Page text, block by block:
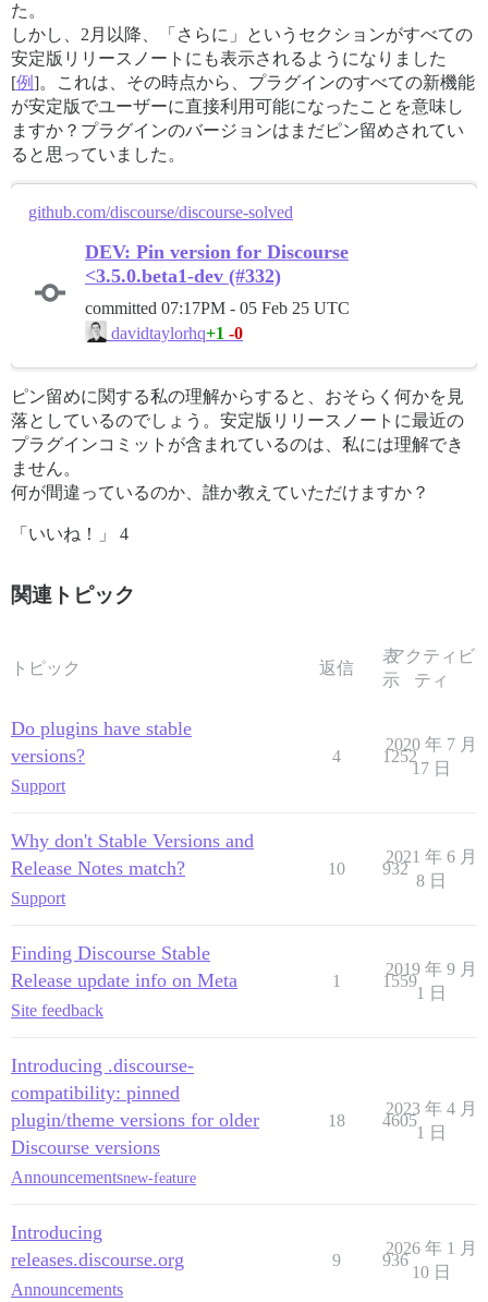
た。
しかし、2月以降、「さらに」というセクションがすべての
安定版リリースノートにも表示されるようになりました
[例]。これは、その時点から、プラグインのすべての新機能
が安定版でユーザーに直接利用可能になったことを意味し
ますか？プラグインのバージョンはまだピン留めされてい
ると思っていました。
github.com/discourse/discourse-solved
DEV: Pin version for Discourse
<3.5.0.beta1-dev (#332)
committed 07:17PM - 05 Feb 25 UTC
davidtaylorhq+1 -0
ピン留めに関する私の理解からすると、おそらく何かを見
落としているのでしょう。安定版リリースノートに最近の
プラグインコミットが含まれているのは、私には理解でき
ません。
何が間違っているのか、誰か教えていただけますか？
「いいね！」 4
関連トピック
トピック 返信
表
示
アクティビ
ティ
Do plugins have stable
versions?
Support
4 1252
2020 年 7 月
17 日
Why don't Stable Versions and
Release Notes match?
Support
10 932
2021 年 6 月
8 日
Finding Discourse Stable
Release update info on Meta
Site feedback
1 1559
2019 年 9 月
1 日
Introducing .discourse-
compatibility: pinned
plugin/theme versions for older
Discourse versions
Announcementsnew-feature
18 4605
2023 年 4 月
1 日
Introducing
releases.discourse.org
Announcements
9 936
2026 年 1 月
10 日